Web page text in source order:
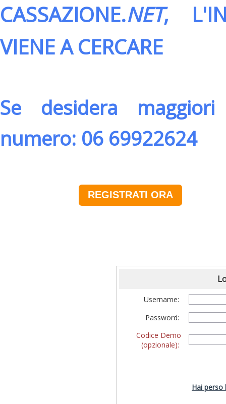
CASSAZIONE.NET,
VIENE A CERCARE
Se desidera
numero: 06 69922624
REGISTRATI ORA
Username:
Password:
Codice Demo
(opzionale):
Hai perso